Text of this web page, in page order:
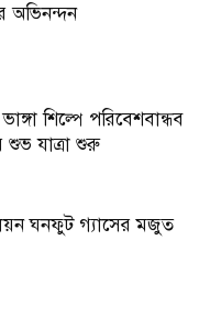
অভিনন্দন
শিল্পে পরিবেশবান্ধব
শুভ যাত্রা শুরু
ঘনফুট গ্যাসের মজুত